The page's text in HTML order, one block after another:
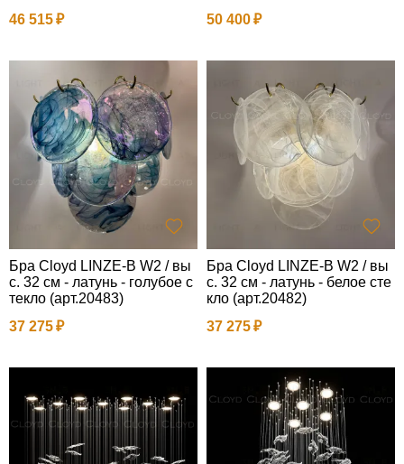
46 515
50 400
Бра Cloyd LINZE-B W2 / вы
с. 32 см - латунь - голубое с
текло (арт.20483)
37 275
Бра Cloyd LINZE-B W2 / вы
с. 32 см - латунь - белое сте
кло (арт.20482)
37 275